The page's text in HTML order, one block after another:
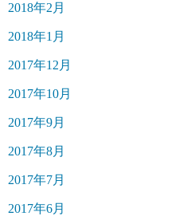
2018年2月
2018年1月
2017年12月
2017年10月
2017年9月
2017年8月
2017年7月
2017年6月